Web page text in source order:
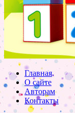
Главная
О сайте
Авторам
Контакты